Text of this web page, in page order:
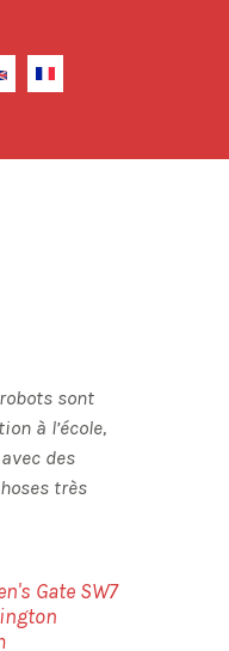
sont
à l’école,
des
très
Gate SW7